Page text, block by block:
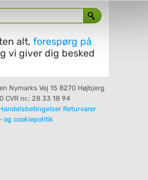
alt, forespørg på
vi giver dig besked
Nymarks Vej 15 8270 Højbjerg
CVR nr.: 28 33 18 94
Handelsbetingelser Returvarer
og cookiepolitik